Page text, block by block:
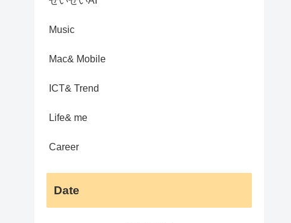
Music
Mac& Mobile
ICT& Trend
Life& me
Career
Date